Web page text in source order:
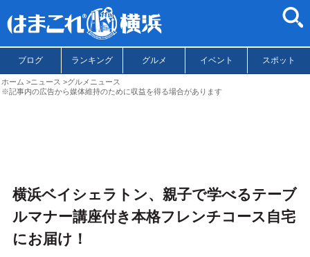
ブログ ランキング グルメ イベント スポット
ホーム ニュース
グルメニュース
※記事内の広告から媒体維持のために収益を得る場合があります
横浜ベイシェラトン、親子で学べるテーブ
ルマナー講座付き本格フレンチコース自宅
にお届け！